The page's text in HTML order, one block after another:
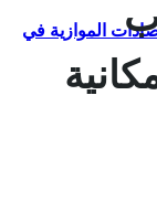
الموازية في